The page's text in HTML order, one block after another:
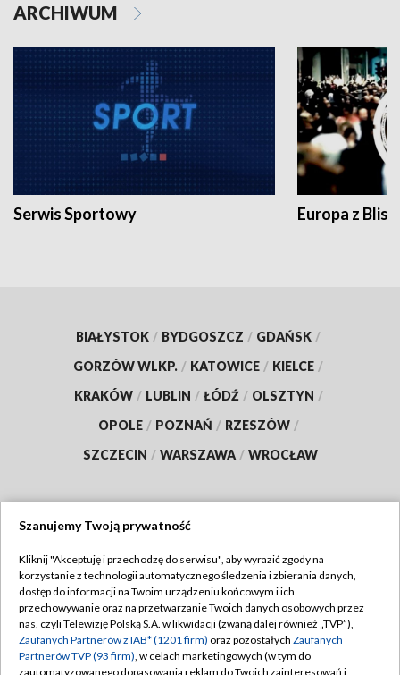
ARCHIWUM
Serwis Sportowy Europa z
BIAŁYSTOK / BYDGOSZCZ / GDAŃSK /
GORZÓW WLKP. / KATOWICE / KIELCE /
KRAKÓW / LUBLIN / ŁÓDŹ / OLSZTYN /
OPOLE / POZNAŃ / RZESZÓW /
SZCZECIN / WARSZAWA / WROCŁAW
TVP
Abonament TVP
Emisja w TVP
Centrum informacji TVP
Regulamin TVP
Polityka prywatności
Moje zgody
Szanujemy Twoją prywatność
Kliknij "Akceptuję i przechodzę do serwisu", aby wyrazić zgody na
korzystanie z technologii automatycznego śledzenia i zbierania danych,
dostęp do informacji na Twoim urządzeniu końcowym i ich
przechowywanie oraz na przetwarzanie Twoich danych osobowych przez
nas, czyli Telewizję Polską S.A. w likwidacji (zwaną dalej również „TVP”),
Zaufanych Partnerów z IAB* (1201 firm) oraz pozostałych Zaufanych
Partnerów TVP (93 firm), w celach marketingowych (w tym do
zautomatyzowanego dopasowania reklam do Twoich zainteresowań i